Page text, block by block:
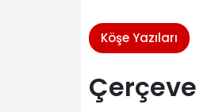
Köşe Yazıları
Çerçeve